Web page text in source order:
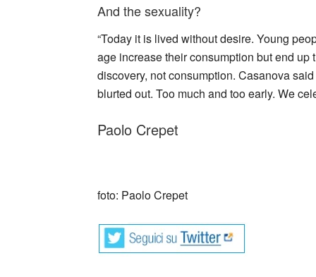
And the sexuality?
“Today it is lived without desire. Young
age increase their consumption but end
discovery, not consumption. Casanova
blurted out. Too much and too early. We
Paolo Crepet
foto: Paolo Crepet